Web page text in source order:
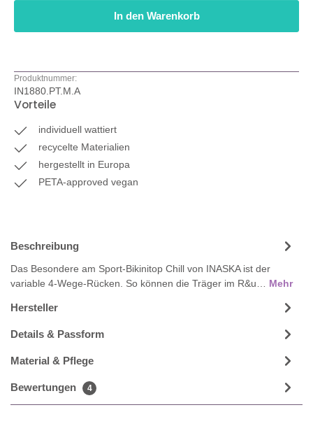
In den Warenkorb
Produktnummer:
IN1880.PT.M.A
Vorteile
individuell wattiert
recycelte Materialien
hergestellt in Europa
PETA-approved vegan
Beschreibung
Das Besondere am Sport-Bikinitop Chill von INASKA ist der
variable 4-Wege-Rücken. So können die Träger im R&u… Mehr
Hersteller
Details & Passform
Material & Pflege
Bewertungen 4